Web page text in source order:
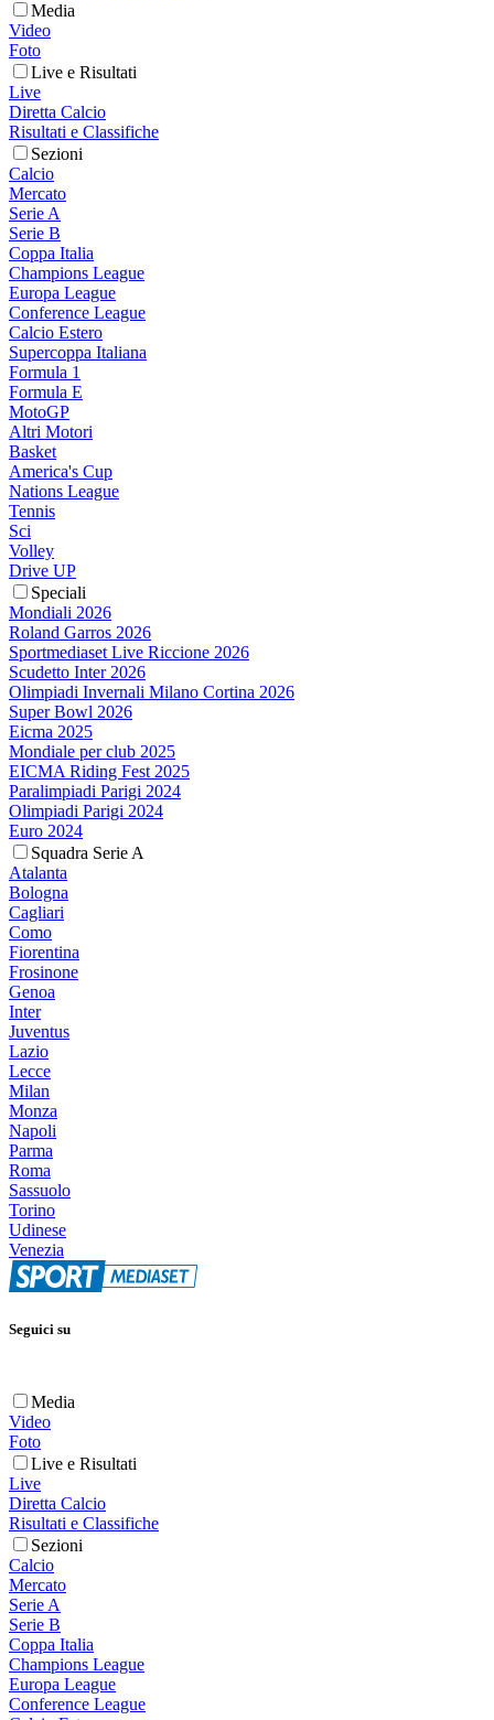
Media
Video
Foto
Live e Risultati
Live
Diretta Calcio
Risultati e Classifiche
Sezioni
Calcio
Mercato
Serie A
Serie B
Coppa Italia
Champions League
Europa League
Conference League
Calcio Estero
Supercoppa Italiana
Formula 1
Formula E
MotoGP
Altri Motori
Basket
America's Cup
Nations League
Tennis
Sci
Volley
Drive UP
Speciali
Mondiali 2026
Roland Garros 2026
Sportmediaset Live Riccione 2026
Scudetto Inter 2026
Olimpiadi Invernali Milano Cortina 2026
Super Bowl 2026
Eicma 2025
Mondiale per club 2025
EICMA Riding Fest 2025
Paralimpiadi Parigi 2024
Olimpiadi Parigi 2024
Euro 2024
Squadra Serie A
Atalanta
Bologna
Cagliari
Como
Fiorentina
Frosinone
Genoa
Inter
Juventus
Lazio
Lecce
Milan
Monza
Napoli
Parma
Roma
Sassuolo
Torino
Udinese
Venezia
Seguici su
Media
Video
Foto
Live e Risultati
Live
Diretta Calcio
Risultati e Classifiche
Sezioni
Calcio
Mercato
Serie A
Serie B
Coppa Italia
Champions League
Europa League
Conference League